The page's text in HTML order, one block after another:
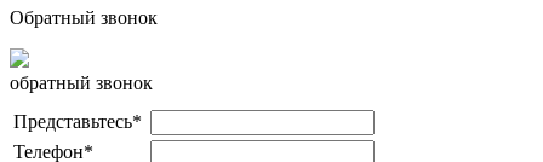
Обратный звонок
обратный звонок
Представьтесь*
Телефон*